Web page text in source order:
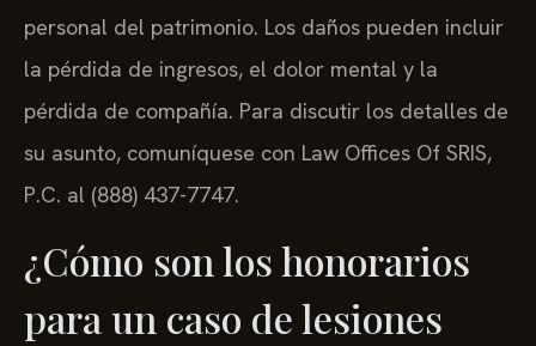
personal del patrimonio. Los daños pueden incluir
la pérdida de ingresos, el dolor mental y la
pérdida de compañía. Para discutir los detalles de
su asunto, comuníquese con Law Offices Of SRIS,
P.C. al (888) 437-7747.
¿Cómo son los honorarios
para un caso de lesiones